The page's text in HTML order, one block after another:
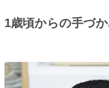
1歳頃からの手づ